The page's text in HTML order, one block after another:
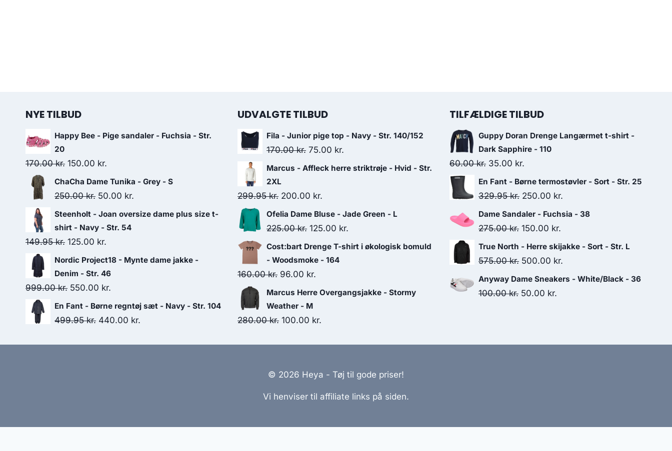
NYE TILBUD
Happy Bee - Pige sandaler - Fuchsia - Str.
20
170.00kr. Original
price
was:
150.00 kr.
price
is:
ChaCha Dame Tunika - Grey - S
250.00kr. Original
price
was:
250.00 kr..
50.00 kr.
price
Steenholt - Joan oversize dame plus size t-
shirt - Navy - Str. 54
149.95kr. Original
price
was:
149.95 kr..
125.00 kr.
price
is:
125.00 kr..
Nordic Project18 - Mynte dame jakke -
Denim - Str. 46
999.00kr. Original
price
was:
550.00 kr.
price
is:
En Fant - Børne regntøj sæt - Navy - Str. 104
499.95kr. Original
440.00 kr.
UDVALGTE TILBUD
Fila - Junior pige top - Navy - Str. 140/152
170.00kr. Original
price
170.00 kr..
75.00 kr.
price
Marcus - Affleck herre striktrøje - Hvid - Str.
2XL
299.95kr. Original
price
was:
200.00 kr.
price
is:
Ofelia Dame Bluse - Jade Green - L
225.00kr. Original
price
was:
225.00 kr..
125.00 kr.
price
Cost:bart Drenge T-shirt i økologisk bomuld
- Woodsmoke - 164
160.00kr. Original
price
was:
160.00 kr..
96.00 kr.
price
96.00 kr..
Marcus Herre Overgangsjakke - Stormy
Weather - M
280.00kr. Original
100.00 kr.
TILFÆLDIGE TILBUD
Guppy Doran Drenge Langærmet t-shirt -
Dark Sapphire - 110
60.00kr. Original
price
was:
35.00 kr.
price
is:
En Fant - Børne termostøvler - Sort - Str. 25
329.95kr. Original
price
was:
250.00 kr.
price
Dame Sandaler - Fuchsia - 38
275.00kr. Original
price
was:
150.00 kr.
price
is:
True North - Herre skijakke - Sort - Str. L
575.00kr. Original
price
was:
500.00 kr.
price
Anyway Dame Sneakers - White/Black - 36
100.00kr. Original
50.00 kr.
© 2026 Heya - Tøj til gode priser!
Vi henviser til affiliate links på siden.